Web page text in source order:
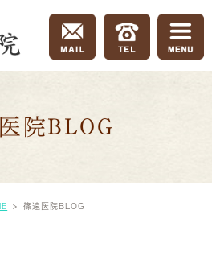
院BLOG
篠遠医院BLOG